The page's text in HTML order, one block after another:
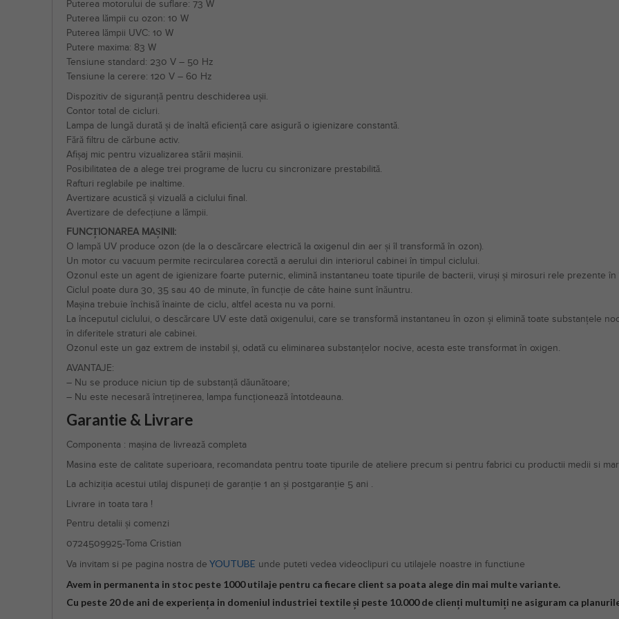
Puterea motorului de suflare: 73 W
Puterea lămpii cu ozon: 10 W
Puterea lămpii UVC: 10 W
Putere maxima: 83 W
Tensiune standard: 230 V – 50 Hz
Tensiune la cerere: 120 V – 60 Hz
Dispozitiv de siguranță pentru deschiderea ușii.
Contor total de cicluri.
Lampa de lungă durată și de înaltă eficiență care asigură o igienizare constantă.
Fără filtru de cărbune activ.
Afișaj mic pentru vizualizarea stării mașinii.
Posibilitatea de a alege trei programe de lucru cu sincronizare prestabilită.
Rafturi reglabile pe inaltime.
Avertizare acustică și vizuală a ciclului final.
Avertizare de defecțiune a lămpii.
FUNCȚIONAREA MAȘINII:
O lampă UV produce ozon (de la o descărcare electrică la oxigenul din aer și îl transformă în ozon).
Un motor cu vacuum permite recircularea corectă a aerului din interiorul cabinei în timpul ciclului.
Ozonul este un agent de igienizare foarte puternic, elimină instantaneu toate tipurile de bacterii, viruși și mirosuri rele prezente în
Ciclul poate dura 30, 35 sau 40 de minute, în funcție de câte haine sunt înăuntru.
Mașina trebuie închisă înainte de ciclu, altfel acesta nu va porni.
La începutul ciclului, o descărcare UV este dată oxigenului, care se transformă instantaneu în ozon și elimină toate substanțele
în diferitele straturi ale cabinei.
Ozonul este un gaz extrem de instabil și, odată cu eliminarea substanțelor nocive, acesta este transformat în oxigen.
AVANTAJE:
– Nu se produce niciun tip de substanță dăunătoare;
– Nu este necesară întreținerea, lampa funcționează întotdeauna.
Garantie & Livrare
Componenta : mașina de livrează completa
Masina este de calitate superioara, recomandata pentru toate tipurile de ateliere precum si pentru fabrici cu productii medii si
La achiziția acestui utilaj dispuneți de garanție 1 an și postgaranție 5 ani .
Livrare in toata tara !
Pentru detalii și comenzi
0724509925-Toma Cristian
Va invitam si pe pagina nostra de YOUTUBE unde puteti vedea videoclipuri cu utilajele noastre in functiune
Avem in permanenta in stoc peste 1000 utilaje pentru ca fiecare client sa poata alege din mai multe variante.
Cu peste 20 de ani de experiența in domeniul industriei textile și peste 10.000 de clienți multumiți ne asiguram ca